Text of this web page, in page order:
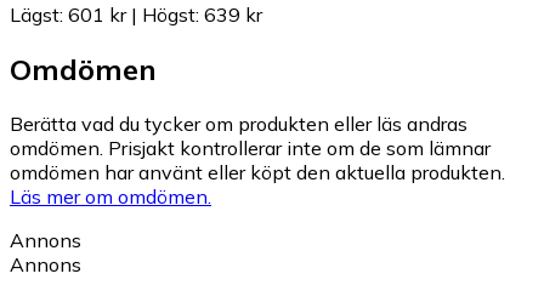
Lägst: 601 kr| Högst: 639 kr
Omdömen
Berätta vad du tycker om produkten eller läs andras
omdömen. Prisjakt kontrollerar inte om de som lämnar
omdömen har använt eller köpt den aktuella produkten.
Läs mer om omdömen.
Annons
Annons